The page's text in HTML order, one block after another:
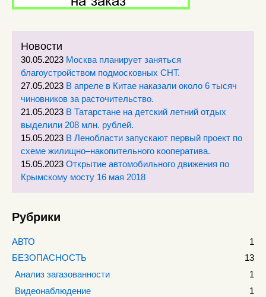
Новости
30.05.2023 Москва планирует заняться
благоустройством подмосковных СНТ.
27.05.2023 В апреле в Китае наказали около 6 тысяч
чиновников за расточительство.
21.05.2023 В Татарстане на детский летний отдых
выделили 208 млн. рублей.
15.05.2023 В Ленобласти запускают первый проект по
схеме жилищно–накопительного кооператива.
15.05.2023 Открытие автомобильного движения по
Крымскому мосту 16 мая 2018
Рубрики
АВТО
1
БЕЗОПАСНОСТЬ
13
Анализ загазованности
1
Видеонаблюдение
1